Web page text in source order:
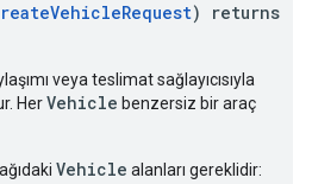
) returns
veya teslimat sağlayıcısıyla
HerVehicle benzersiz bir araç
Vehicle alanları gereklidir: